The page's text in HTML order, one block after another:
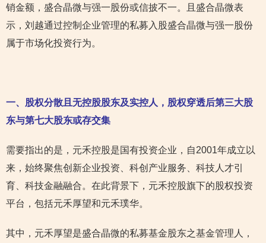
销金额，盛合晶微与强一股份或信披不一。且盛合晶微表
示，刘越通过控制企业管理的私募入股盛合晶微与强一股份
属于市场化投资行为。
一、股权分散且无控股股东及实控人，股权穿透后第三大股
东与第七大股东或存交集
需要指出的是，元禾控股是国有投资企业，自2001年成立以
来，始终聚焦创新企业投资、科创产业服务、科技人才引
育、科技金融融合。在此背景下，元禾控股旗下的股权投资
平台，包括元禾厚望和元禾璞华。
其中，元禾厚望是盛合晶微的私募基金股东之基金管理人，